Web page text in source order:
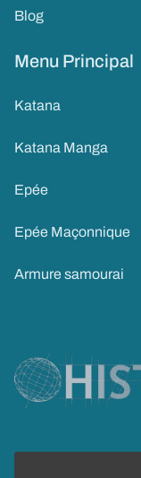
Blog
Menu Principal
Katana
Katana Manga
Epée
Epée Maçonnique
Armure samourai